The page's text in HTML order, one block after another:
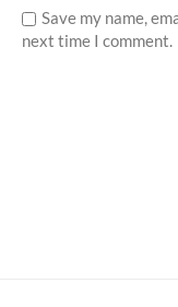
Save my name,
next time I comment.